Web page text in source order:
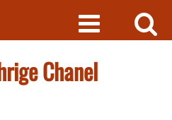
Chanel